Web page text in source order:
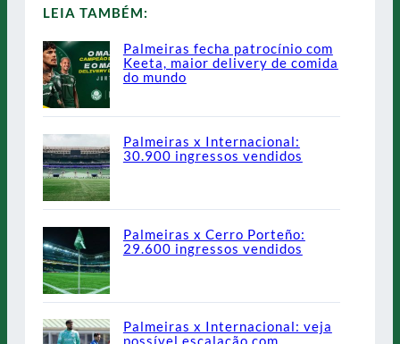
LEIA TAMBÉM:
Palmeiras fecha patrocínio com
Keeta, maior delivery de comida
do mundo
Palmeiras x Internacional:
30.900 ingressos vendidos
Palmeiras x Cerro Porteño:
29.600 ingressos vendidos
Palmeiras x Internacional: veja
possível escalação com